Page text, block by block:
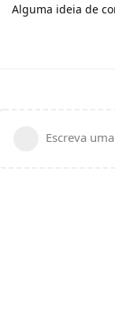
Alguma ideia de
Escreva